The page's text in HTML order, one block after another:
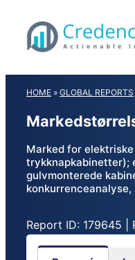
content
HOME » GLOBAL REPORTS
Marked for
trykknapkabinetter);
gulvmonterede
Report ID: 179645 |